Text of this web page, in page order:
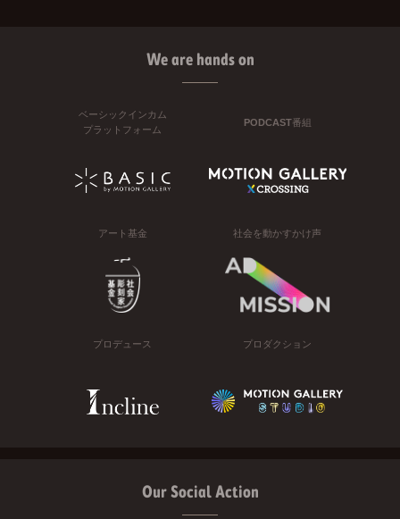
We are hands on
ベーシックインカム
プラットフォーム
PODCAST番組
アート基金 社会を動かすかけ声
プロデュース プロダクション
Our Social Action